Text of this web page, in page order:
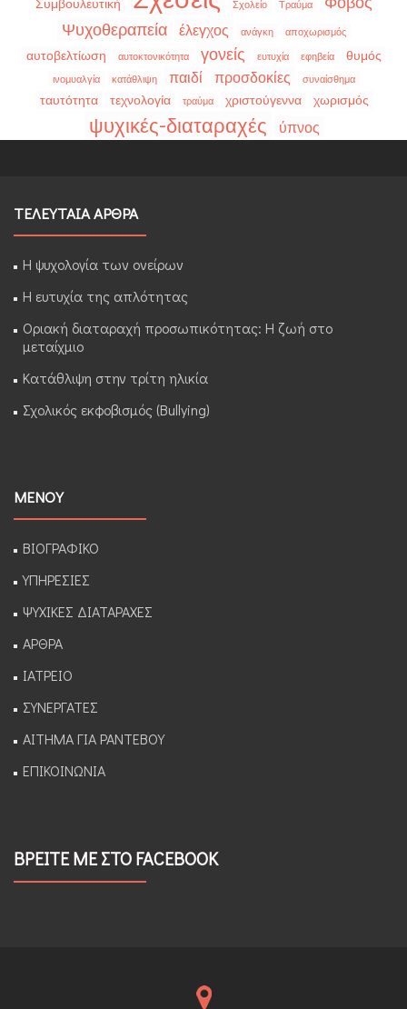
Συμβουλευτική Σχολείο Τραύμα
Ψυχοθεραπεία
έλεγχος ανάγκη αποχωρισμός
αυτοβελτίωση αυτοκτονικότητα γονείς ευτυχία εφηβεία θυμός
ινομυαλγία κατάθλιψη παιδί προσδοκίες συναίσθημα
ταυτότητα τεχνολογία τραύμα χριστούγεννα χωρισμός
ψυχικές-διαταραχές ύπνος
ΤΕΛΕΥΤΑΙΑ ΑΡΘΡΑ
Η ψυχολογία των ονείρων
Η ευτυχία της απλότητας
Οριακή διαταραχή προσωπικότητας: Η ζωή στο
μεταίχμιο
Κατάθλιψη στην τρίτη ηλικία
Σχολικός εκφοβισμός (Bullying)
ΜΕΝΟΥ
ΒΙΟΓΡΑΦΙΚΟ
ΥΠΗΡΕΣΙΕΣ
ΨΥΧΙΚΕΣ ΔΙΑΤΑΡΑΧΕΣ
ΑΡΘΡΑ
ΙΑΤΡΕΙΟ
ΣΥΝΕΡΓΑΤΕΣ
ΑΙΤΗΜΑ ΓΙΑ ΡΑΝΤΕΒΟΥ
ΕΠΙΚΟΙΝΩΝΙΑ
ΒΡΕΙΤΕ ΜΕ ΣΤΟ FACEBOOK